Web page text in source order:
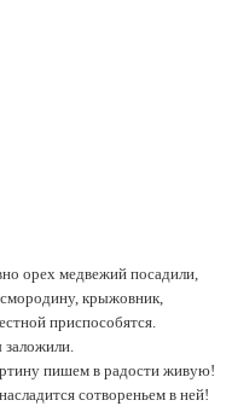
орех медвежий посадили,
крыжовник,
приспособятся.
пишем в радости живую!
сотвореньем в ней!